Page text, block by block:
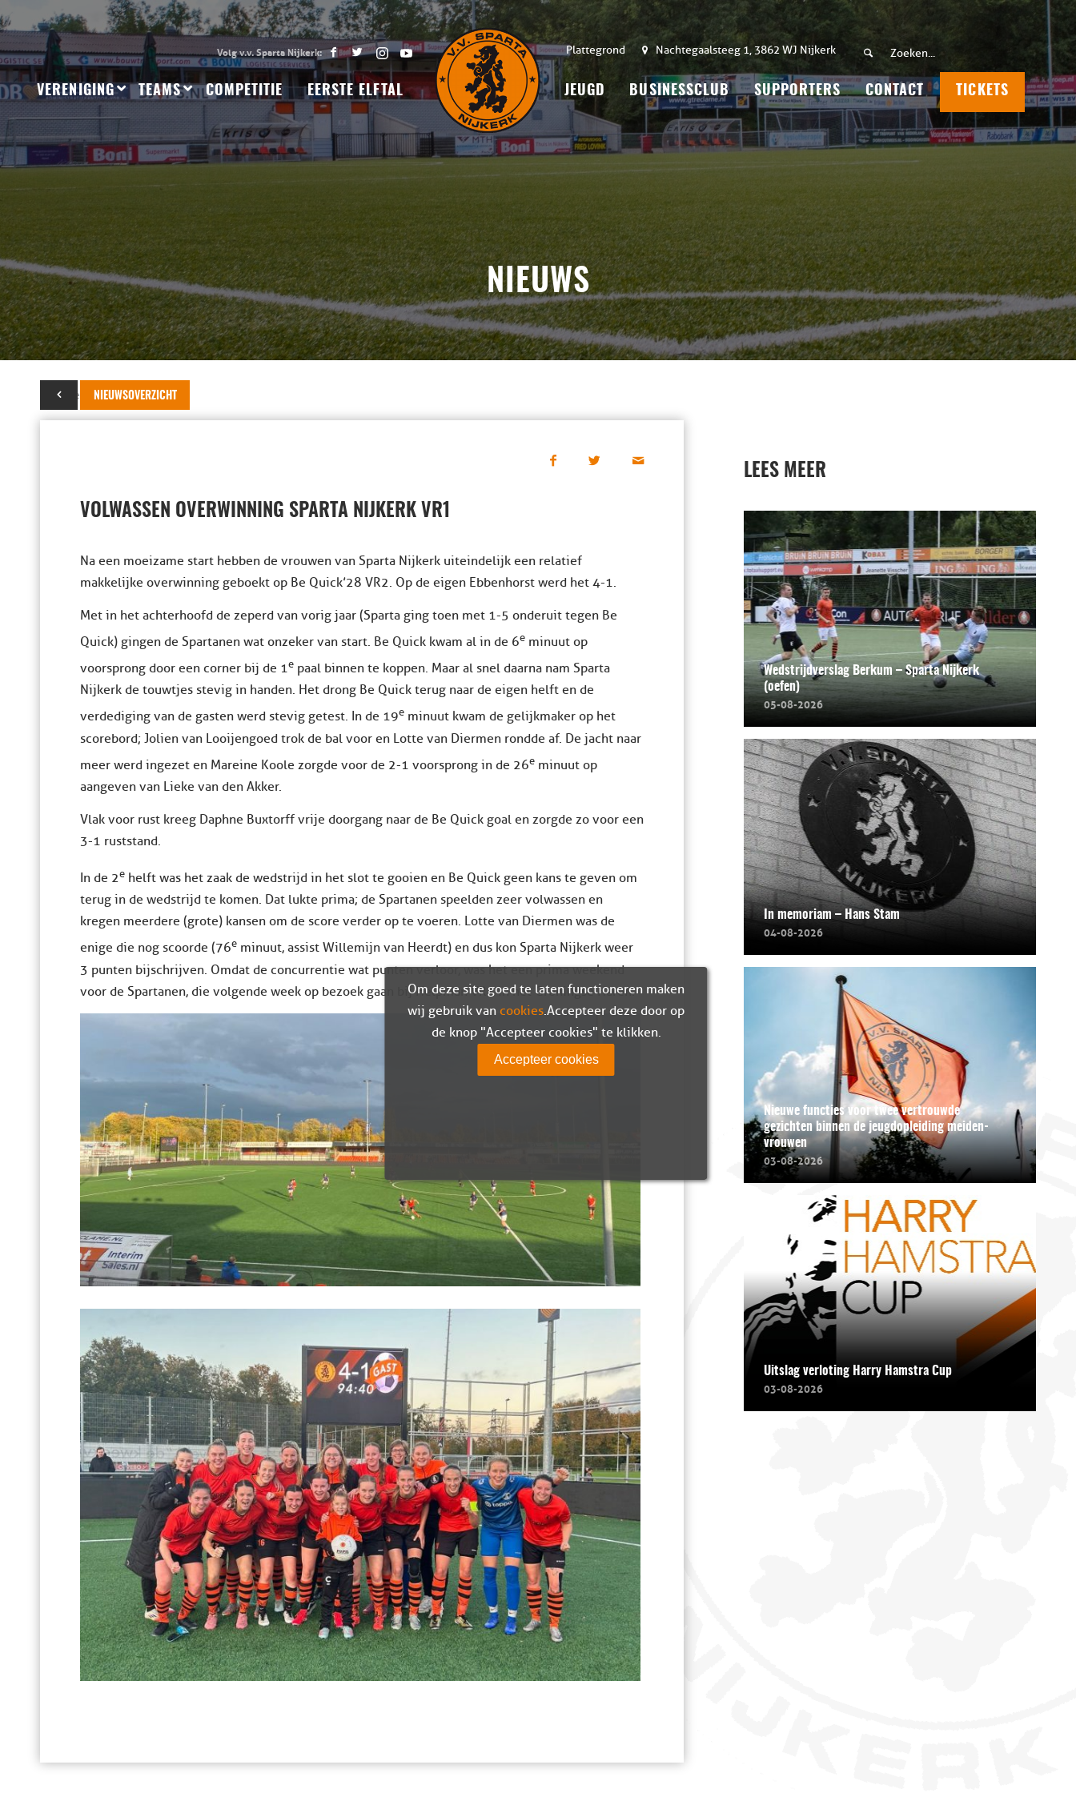
Plattegrond Nachtegaalsteeg 1, 3862 WJ Nijkerk
VERENIGING TEAMS COMPETITIE EERSTE ELFTAL JEUGD BUSINESSCLUB SUPPORTERS CONTACT TICKETS
NIEUWS
NIEUWSOVERZICHT
02 november 2025
VOLWASSEN OVERWINNING SPARTA NIJKERK VR1
Na een moeizame start hebben de vrouwen van Sparta Nijkerk uiteindelijk een relatief
makkelijke overwinning geboekt op Be Quick’28 VR2. Op de eigen Ebbenhorst werd het 4-1.
Met in het achterhoofd de zeperd van vorig jaar (Sparta ging toen met 1-5 onderuit tegen Be
Quick) gingen de Spartanen wat onzeker van start. Be Quick kwam al in de 6e minuut op
voorsprong door een corner bij de 1e paal binnen te koppen. Maar al snel daarna nam Sparta
Nijkerk de touwtjes stevig in handen. Het drong Be Quick terug naar de eigen helft en de
verdediging van de gasten werd stevig getest. In de 19e minuut kwam de gelijkmaker op het
scorebord; Jolien van Looijengoed trok de bal voor en Lotte van Diermen rondde af. De jacht naar
meer werd ingezet en Mareine Koole zorgde voor de 2-1 voorsprong in de 26e minuut op
aangeven van Lieke van den Akker.
Vlak voor rust kreeg Daphne Buxtorff vrije doorgang naar de Be Quick goal en zorgde zo voor een
3-1 ruststand.
In de 2e helft was het zaak de wedstrijd in het slot te gooien en Be Quick geen kans te geven om
terug in de wedstrijd te komen. Dat lukte prima; de Spartanen speelden zeer volwassen en
kregen meerdere (grote) kansen om de score verder op te voeren. Lotte van Diermen was de
enige die nog scoorde (76e minuut, assist Willemijn van Heerdt) en dus kon Sparta Nijkerk weer
3 punten bijschrijven. Omdat de concurrentie wat punten verloor, was het een prima weekend
voor de Spartanen, die volgende week op bezoek gaan bij Helpman VR1 in het Groningse Haren.
LEES MEER
Wedstrijdverslag Berkum – Sparta Nijkerk
(oefen)
05-08-2026
In memoriam – Hans Stam
04-08-2026
Nieuwe functies voor twee vertrouwde
gezichten binnen de jeugdopleiding meiden-
vrouwen
03-08-2026
Uitslag verloting Harry Hamstra Cup
03-08-2026
Om deze site goed te laten functioneren maken
wij gebruik van cookies. Accepteer deze door op
de knop "Accepteer cookies" te klikken.
Accepteer cookies